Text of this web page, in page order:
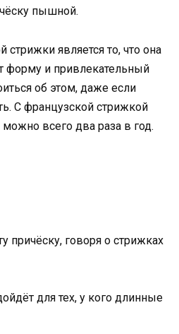
пышной.
является то, что она
форму и привлекательный
об этом, даже если
С французской стрижкой
всего два раза в год.
причёску, говоря о стрижках
для тех, у кого длинные